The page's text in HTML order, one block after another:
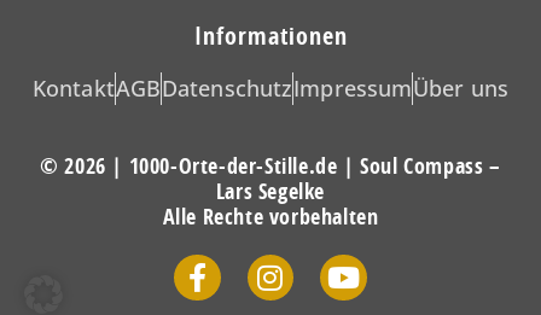
Informationen
KontaktAGBDatenschutzImpressumÜber uns
© 2026 | 1000-Orte-der-Stille.de | Soul Compass –
Lars Segelke
Alle Rechte vorbehalten